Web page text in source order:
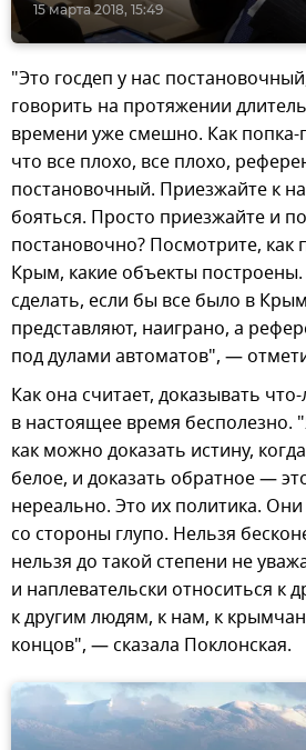
15 марта 2018, 15:49
"Это госдеп у нас
говорить на протяжении
времени уже смешно. Как попка-
что все плохо, все плохо,
постановочный. Приезжайте к
бояться. Просто приезжайте и
постановочно? Посмотрите, как
Крым, какие объекты
сделать, если бы все было в
представляют, наиграно, а
под дулами автоматов", —
Как она считает, доказывать
в настоящее время бесполезно.
как можно доказать истину,
белое, и доказать обратное —
нереально. Это их политика.
со стороны глупо. Нельзя
нельзя до такой степени не
и наплевательски относиться к
к другим людям, к нам, к
концов", — сказала Поклонская.